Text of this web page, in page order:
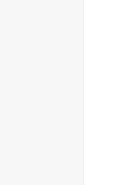
Hace años que
hacen los monitores